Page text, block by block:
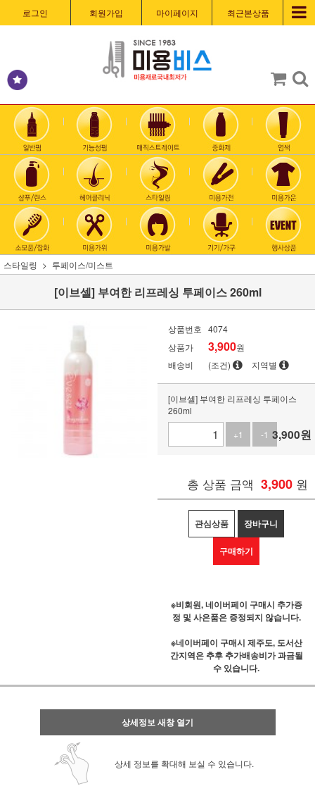
로그인 회원가입 마이페이지 최근본상품
스타일링 투페이스/미스트
[이브셀] 부여한 리프레싱 투페이스 260ml
상품번호 4074
상품가
3,900원
배송비
(조건) 지역별
[이브셀] 부여한 리프레싱 투페이스
260ml
+1
-1 3,900원
총 상품 금액 3,900 원
관심상품 장바구니
구매하기
※비회원, 네이버페이 구매시 추가증
정 및 사은품은 증정되지 않습니다.
※네이버페이 구매시 제주도, 도서산
간지역은 추후 추가배송비가 과금될
수 있습니다.
상세정보 새창 열기
상세 정보를 확대해 보실 수 있습니다.